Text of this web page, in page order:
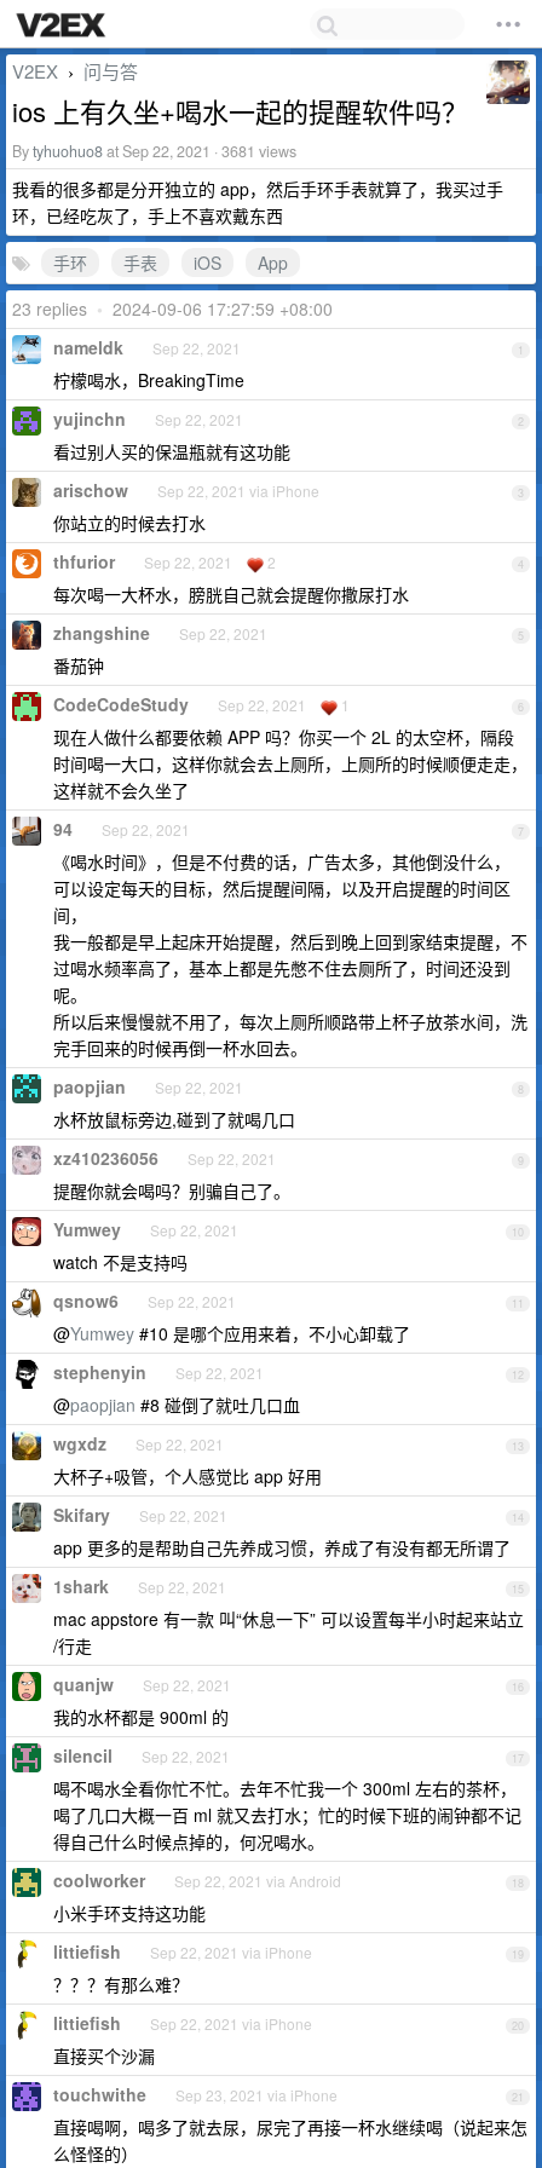
V2EX › 问与答
ios 上有久坐+喝水一起的提醒软件吗？
Bytyhuohuo8at Sep 22, 2021 · 3681 views
我看的很多都是分开独立的 app，然后手环手表就算了，我买过手
环，已经吃灰了，手上不喜欢戴东西
手环
手表 iOS
App
23 replies • 2024-09-06 17:27:59 +08:00
1
nameldk Sep 22, 2021
柠檬喝水，BreakingTime
2
yujinchn Sep 22, 2021
看过别人买的保温瓶就有这功能
3
arischow Sep 22, 2021 via iPhone
你站立的时候去打水
4
thfurior Sep 22, 2021 2
每次喝一大杯水，膀胱自己就会提醒你撒尿打水
5
zhangshine Sep 22, 2021
番茄钟
6
CodeCodeStudy Sep 22, 2021 1
现在人做什么都要依赖 APP 吗？你买一个 2L 的太空杯，隔段
时间喝一大口，这样你就会去上厕所，上厕所的时候顺便走走，
这样就不会久坐了
7
94 Sep 22, 2021
《喝水时间》，但是不付费的话，广告太多，其他倒没什么，
可以设定每天的目标，然后提醒间隔，以及开启提醒的时间区
间，
我一般都是早上起床开始提醒，然后到晚上回到家结束提醒，不
过喝水频率高了，基本上都是先憋不住去厕所了，时间还没到
呢。
所以后来慢慢就不用了，每次上厕所顺路带上杯子放茶水间，洗
完手回来的时候再倒一杯水回去。
8
paopjian Sep 22, 2021
水杯放鼠标旁边,碰到了就喝几口
9
xz410236056 Sep 22, 2021
提醒你就会喝吗？别骗自己了。
10
Yumwey Sep 22, 2021
watch 不是支持吗
11
qsnow6 Sep 22, 2021
@Yumwey #10 是哪个应用来着，不小心卸载了
12
stephenyin Sep 22, 2021
@paopjian #8 碰倒了就吐几口血
13
wgxdz Sep 22, 2021
大杯子+吸管，个人感觉比 app 好用
14
Skifary Sep 22, 2021
app 更多的是帮助自己先养成习惯，养成了有没有都无所谓了
15
1shark Sep 22, 2021
mac appstore 有一款 叫“休息一下” 可以设置每半小时起来站立
/行走
16
quanjw Sep 22, 2021
我的水杯都是 900ml 的
17
silencil Sep 22, 2021
喝不喝水全看你忙不忙。去年不忙我一个 300ml 左右的茶杯，
喝了几口大概一百 ml 就又去打水；忙的时候下班的闹钟都不记
得自己什么时候点掉的，何况喝水。
18
coolworker Sep 22, 2021 via Android
小米手环支持这功能
19
littiefish Sep 22, 2021 via iPhone
？？？有那么难？
20
littiefish Sep 22, 2021 via iPhone
直接买个沙漏
21
touchwithe Sep 23, 2021 via iPhone
直接喝啊，喝多了就去尿，尿完了再接一杯水继续喝（说起来怎
么怪怪的）